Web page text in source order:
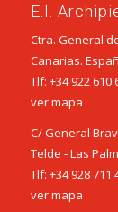
E.I.
Ctra. General
Canarias.
Tlf: +34 922 610
ver mapa
C/ General
Telde - Las
Tlf: +34 928 711
ver mapa